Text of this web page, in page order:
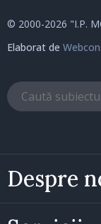
Despre
© 2000-2026 "I.P.
Elaborat de